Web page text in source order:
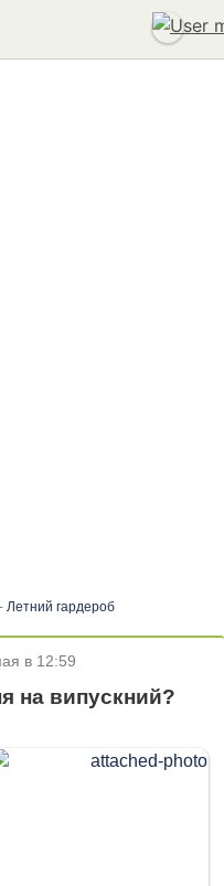
- Летний гардероб
в 12:59
на випускний?